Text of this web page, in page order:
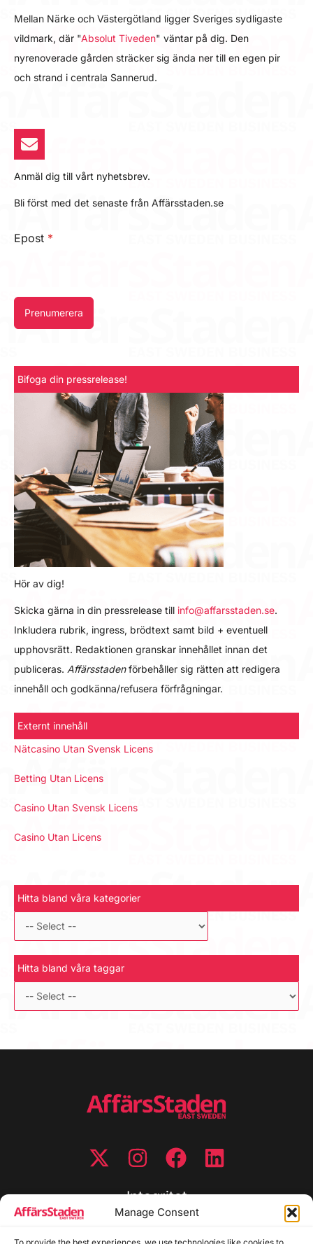
Manage Consent
Mellan Närke och Västergötland ligger Sveriges sydligaste
vildmark, där "Absolut Tiveden" väntar på dig. Den
nyrenoverade gården sträcker sig ända ner till en egen pir
och strand i centrala Sannerud.
Anmäl dig till vårt nyhetsbrev.
Bli först med det senaste från Affärsstaden.se
Epost *
Prenumerera
Bifoga din pressrelease!
Hör av dig!
Skicka gärna in din pressrelease till info@affarsstaden.se.
Inkludera rubrik, ingress, brödtext samt bild + eventuell
upphovsrätt. Redaktionen granskar innehållet innan det
publiceras. Affärsstadenförbehåller sig rätten att redigera
innehåll och godkänna/refusera förfrågningar.
Externt innehåll
Nätcasino Utan Svensk Licens
Betting Utan Licens
Casino Utan Svensk Licens
Casino Utan Licens
Hitta bland våra kategorier
Hitta bland våra taggar
Integritet